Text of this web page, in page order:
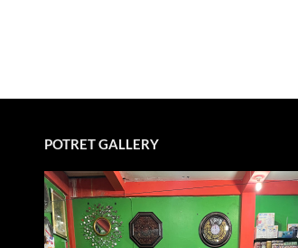
POTRET GALLERY